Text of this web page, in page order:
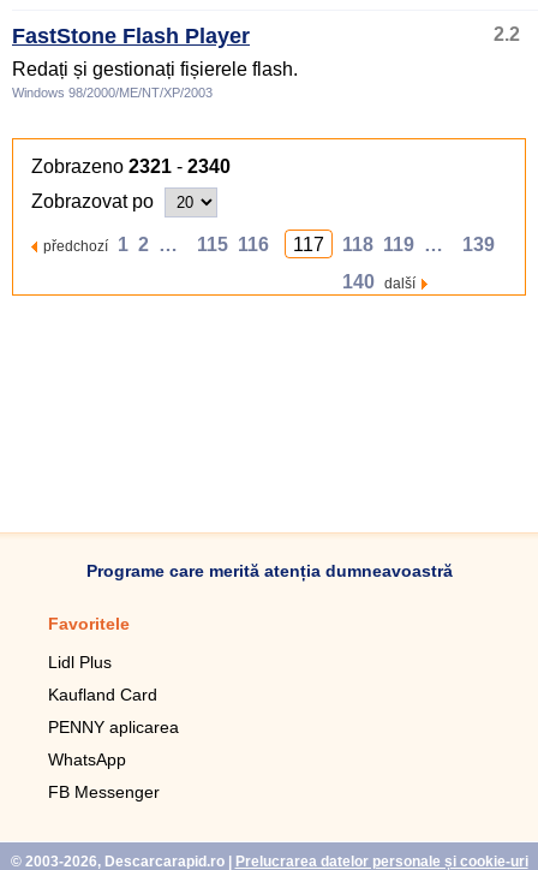
FastStone Flash Player
2.2
Redați și gestionați fișierele flash.
Windows 98/2000/ME/NT/XP/2003
Zobrazeno 2321 - 2340
Zobrazovat po
předchozí 1 2 … 115 116 117 118 119 …
139
140 další
Programe care merită atenția dumneavoastră
Favoritele
Lidl Plus
Kaufland Card
PENNY aplicarea
WhatsApp
FB Messenger
© 2003-2026, Descarcarapid.ro| Prelucrarea datelor personale și cookie-uri